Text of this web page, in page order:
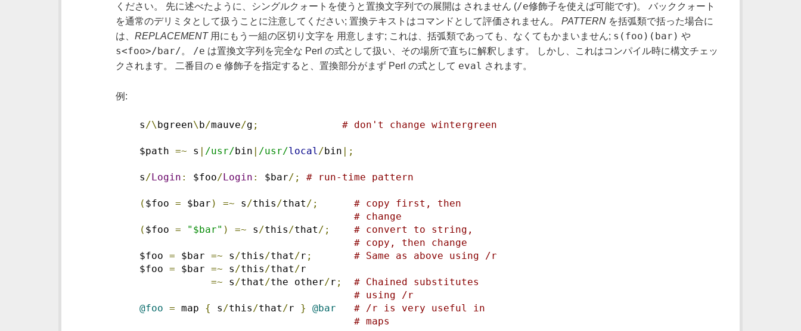
ください。 先に述べたように、シングルクォートを使うと置換文字列での展開は されません (/e修飾子を使えば可能です)。 バッククォート
を通常のデリミタとして扱うことに注意してください; 置換テキストはコマンドとして評価されません。PATTERN を括弧類で括った場合に
は、REPLACEMENT用にもう一組の区切り文字を 用意します; これは、括弧類であっても、なくてもかまいません; s(foo)(bar) や
s<foo>/bar/。 /e は置換文字列を完全な Perl の式として扱い、その場所で直ちに解釈します。 しかし、これはコンパイル時に構文チェッ
クされます。 二番目の e 修飾子を指定すると、置換部分がまず Perl の式として eval されます。
例:
s/\ bgreen\ b/mauve/g ; # don't change wintergreen
$path =~ s /usr/ bin /usr/local/ bin |;
s/ Login : $foo/ Login : $bar/; # run-time pattern
( $foo = $bar ) =~ s/this/that/;
# copy first, then
# change
( $foo = "$bar" ) =~ s/this/that/;
# convert to string,
# copy, then change
$foo = $bar =~ s/this/that/r ;
# Same as above using /r
$foo = $bar =~ s/this/that/r
=~ s/that/the other/r ;
# Chained substitutes
# using /r
@foo = map { s/this/that/r } @bar
# /r is very useful in
# maps